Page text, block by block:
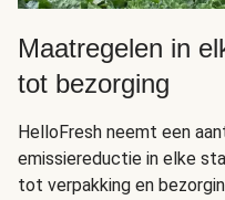
Maatregelen in
tot bezorging
HelloFresh neemt een
emissiereductie in elke
tot verpakking en